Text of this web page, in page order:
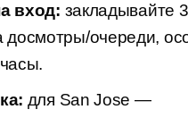
вход: закладывайте
досмотры/очереди,
для San Jose —